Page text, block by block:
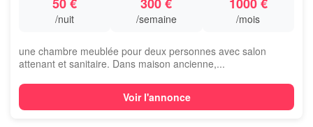
/nuit /semaine /mois
une chambre meublée pour deux personnes avec salon
attenant et sanitaire. Dans maison ancienne,...
Voir l'annonce